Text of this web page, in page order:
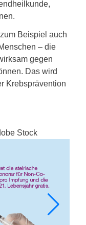
Beispiel auch
– die
gegen
Das wird
Krebsprävention
Stock